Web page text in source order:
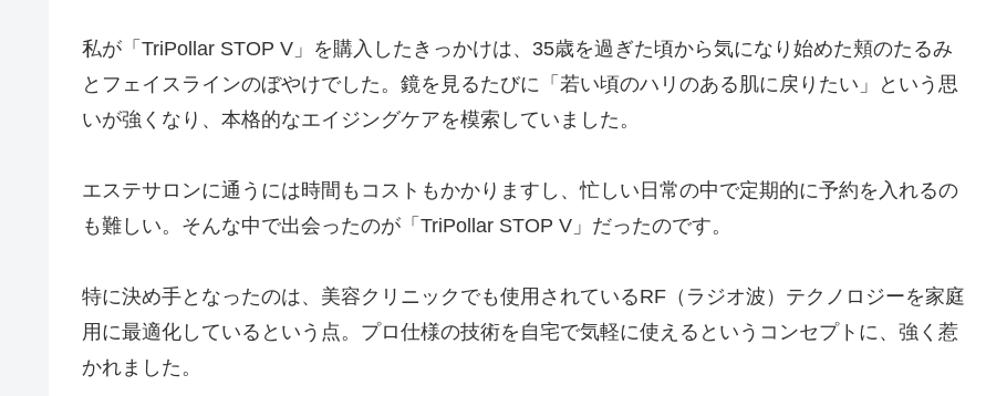
私が「TriPollar STOP V」を購入したきっかけは、35歳を過ぎた頃から気になり始めた頬のたるみ
とフェイスラインのぼやけでした。鏡を見るたびに「若い頃のハリのある肌に戻りたい」という思
いが強くなり、本格的なエイジングケアを模索していました。
エステサロンに通うには時間もコストもかかりますし、忙しい日常の中で定期的に予約を入れるの
も難しい。そんな中で出会ったのが「TriPollar STOP V」だったのです。
特に決め手となったのは、美容クリニックでも使用されているRF（ラジオ波）テクノロジーを家庭
用に最適化しているという点。プロ仕様の技術を自宅で気軽に使えるというコンセプトに、強く惹
かれました。